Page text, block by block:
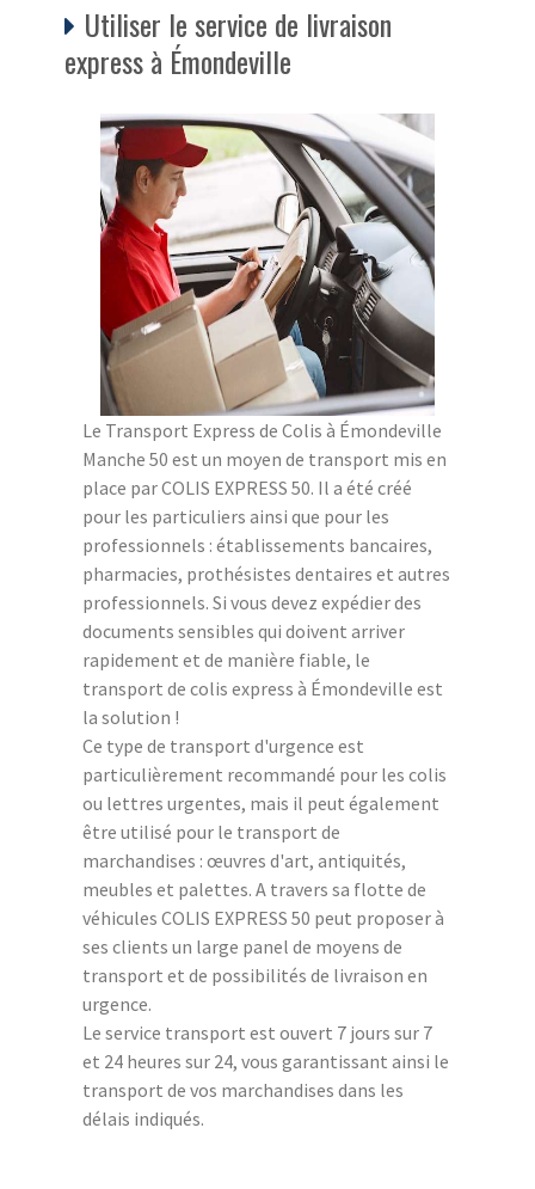
Utiliser le service de livraison
express à Émondeville
Le Transport Express de Colis à Émondeville
Manche 50 est un moyen de transport mis en
place par COLIS EXPRESS 50. Il a été créé
pour les particuliers ainsi que pour les
professionnels : établissements bancaires,
pharmacies, prothésistes dentaires et autres
professionnels. Si vous devez expédier des
documents sensibles qui doivent arriver
rapidement et de manière fiable, le
transport de colis express à Émondeville est
la solution !
Ce type de transport d'urgence est
particulièrement recommandé pour les colis
ou lettres urgentes, mais il peut également
être utilisé pour le transport de
marchandises : œuvres d'art, antiquités,
meubles et palettes. A travers sa flotte de
véhicules COLIS EXPRESS 50 peut proposer à
ses clients un large panel de moyens de
transport et de possibilités de livraison en
urgence.
Le service transport est ouvert 7 jours sur 7
et 24 heures sur 24, vous garantissant ainsi le
transport de vos marchandises dans les
délais indiqués.